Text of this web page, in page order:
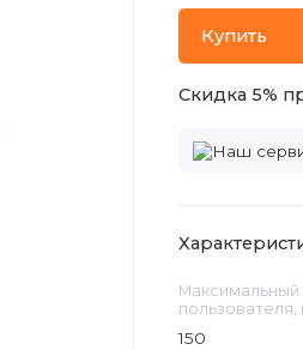
Купить
Скидка 5%
Максимальный
пользователя,
150